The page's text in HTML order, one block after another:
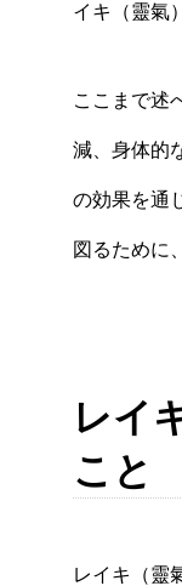
イキ（靈氣
ここまで述
減、身体的
の効果を通
図るために
レイ
こと
レイキ（靈